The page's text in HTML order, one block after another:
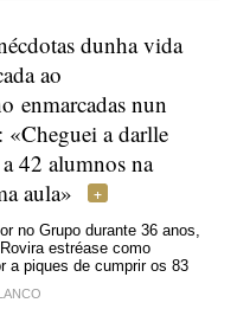
dunha vida
ao
enmarcadas nun
a darlle
a 42 alumnos na
aula»
no Grupo durante 36 anos,
estréase como
a piques de cumprir os 83